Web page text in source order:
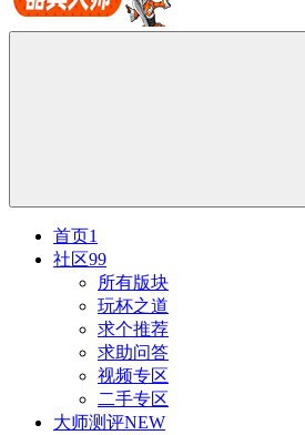
首页1
社区99
所有版块
玩杯之道
求个推荐
求助问答
视频专区
二手专区
大师测评NEW